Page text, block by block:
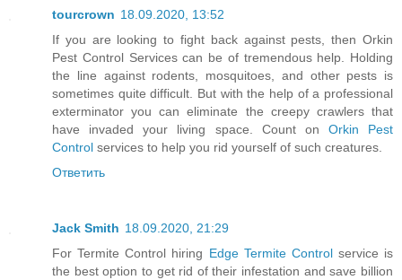
tourcrown 18.09.2020, 13:52
If you are looking to fight back against pests, then Orkin
Pest Control Services can be of tremendous help. Holding
the line against rodents, mosquitoes, and other pests is
sometimes quite difficult. But with the help of a professional
exterminator you can eliminate the creepy crawlers that
have invaded your living space. Count on Orkin Pest
Control services to help you rid yourself of such creatures.
Ответить
Jack Smith 18.09.2020, 21:29
For Termite Control hiring Edge Termite Controlservice is
the best option to get rid of their infestation and save billion